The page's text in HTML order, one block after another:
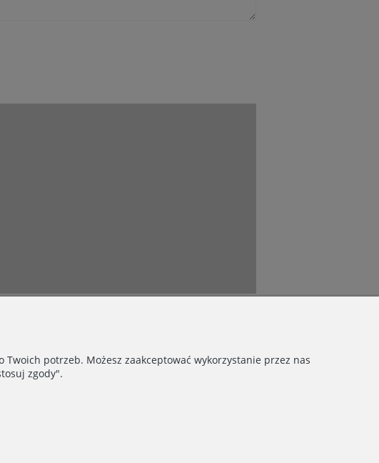
potrzeb. Możesz zaakceptować wykorzystanie przez nas
zgody".